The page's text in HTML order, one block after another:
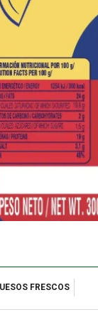
FRESCOS